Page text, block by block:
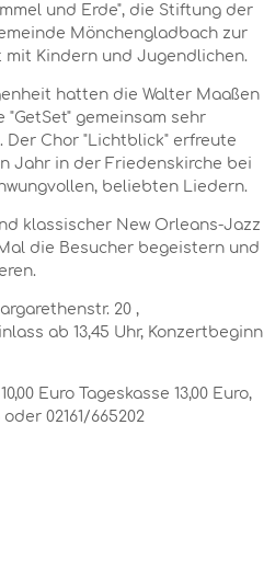
und Erde", die Stiftung der
Mönchengladbach zur
Kindern und Jugendlichen.
hatten die Walter Maaßen
gemeinsam sehr
Chor "Lichtblick" erfreute
Jahr in der Friedenskirche bei
beliebten Liedern.
klassischer New Orleans-Jazz
die Besucher begeistern und
20 ,
ab 13,45 Uhr, Konzertbeginn
Euro Tageskasse 13,00 Euro,
oder 02161/665202